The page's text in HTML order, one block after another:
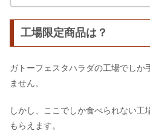
工場限定商品は？
ガトーフェスタハラダの工場でしか
ません。
しかし、ここでしか食べられない工
もらえます。